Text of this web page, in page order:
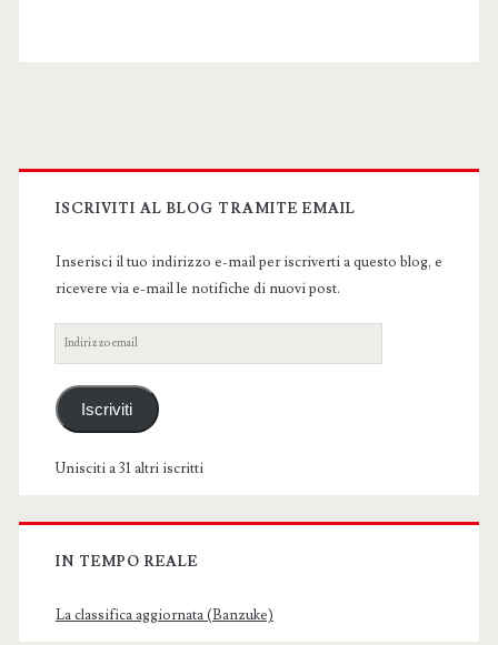
Primary
Sidebar
ISCRIVITI AL BLOG TRAMITE EMAIL
Inserisci il tuo indirizzo e-mail per iscriverti a questo blog, e
ricevere via e-mail le notifiche di nuovi post.
Indirizzo
email
Iscriviti
Unisciti a 31 altri iscritti
IN TEMPO REALE
La classifica aggiornata (Banzuke)